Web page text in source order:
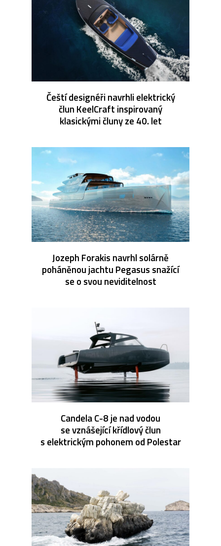
Čeští designéři navrhli elektrický
člun KeelCraft inspirovaný
klasickými čluny ze 40. let
Jozeph Forakis navrhl solárně
poháněnou jachtu Pegasus snažící
se o svou neviditelnost
Candela C-8 je nad vodou
se vznášející křídlový člun
s elektrickým pohonem od Polestar